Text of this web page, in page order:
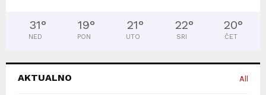
31°
NED
19°
PON
21°
UTO
22°
SRI
20°
ČET
AKTUALNO All